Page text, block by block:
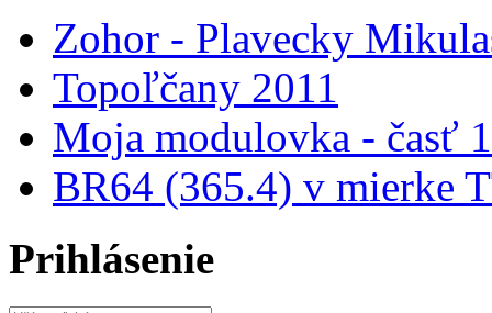
Zohor - Plavecky
Topoľčany 2011
Moja modulovka - časť 1
BR64 (365.4) v mierke
Prihlásenie